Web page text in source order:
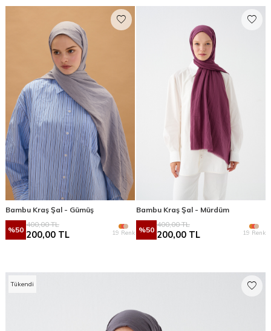
Bambu Kraş Şal - Gümüş
%50
400,00TL
200,00 TL 19 Renk
Bambu Kraş Şal - Mürdüm
%50
400,00TL
200,00 TL 19 Renk
Tükendi